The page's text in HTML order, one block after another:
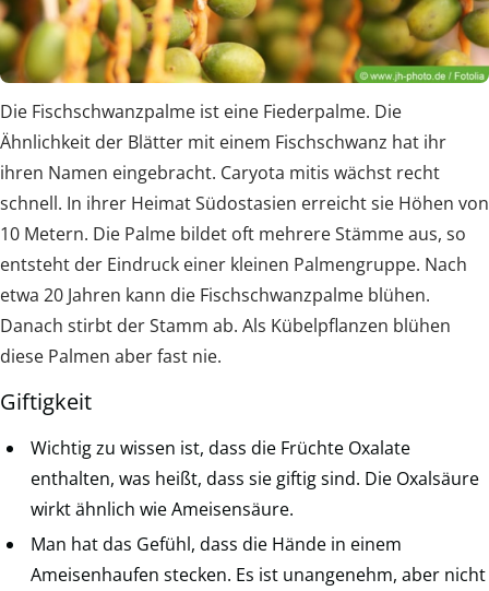
Die Fischschwanzpalme ist eine Fiederpalme. Die
Ähnlichkeit der Blätter mit einem Fischschwanz hat ihr
ihren Namen eingebracht. Caryota mitis wächst recht
schnell. In ihrer Heimat Südostasien erreicht sie Höhen von
10 Metern. Die Palme bildet oft mehrere Stämme aus, so
entsteht der Eindruck einer kleinen Palmengruppe. Nach
etwa 20 Jahren kann die Fischschwanzpalme blühen.
Danach stirbt der Stamm ab. Als Kübelpflanzen blühen
diese Palmen aber fast nie.
Giftigkeit
Wichtig zu wissen ist, dass die Früchte Oxalate
enthalten, was heißt, dass sie giftig sind. Die Oxalsäure
wirkt ähnlich wie Ameisensäure.
Man hat das Gefühl, dass die Hände in einem
Ameisenhaufen stecken. Es ist unangenehm, aber nicht